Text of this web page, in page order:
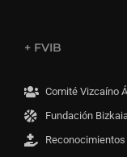
+ FVIB
Comité Vizcaíno
Fundación